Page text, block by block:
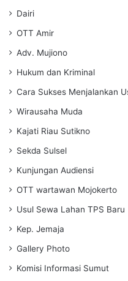
Dairi
OTT Amir
Adv. Mujiono
Hukum dan Kriminal
Cara Sukses Menjalankan
Wirausaha Muda
Kajati Riau Sutikno
Sekda Sulsel
Kunjungan Audiensi
OTT wartawan Mojokerto
Usul Sewa Lahan TPS Baru
Kep. Jemaja
Gallery Photo
Komisi Informasi Sumut